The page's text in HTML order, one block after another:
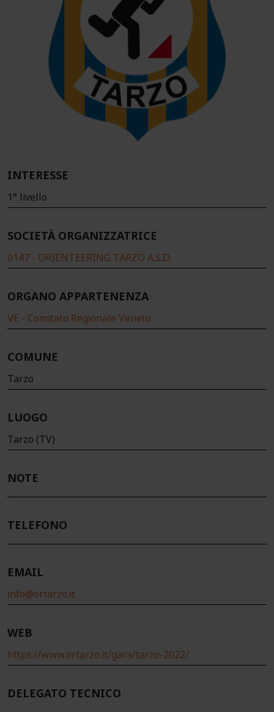
INTERESSE
1° livello
SOCIETÀ ORGANIZZATRICE
0147 - ORIENTEERING TARZO A.S.D.
ORGANO APPARTENENZA
VE - Comitato Regionale Veneto
COMUNE
Tarzo
LUOGO
Tarzo (TV)
NOTE
TELEFONO
EMAIL
info@ortarzo.it
WEB
https://www.ortarzo.it/gara/tarzo-2022/
DELEGATO TECNICO